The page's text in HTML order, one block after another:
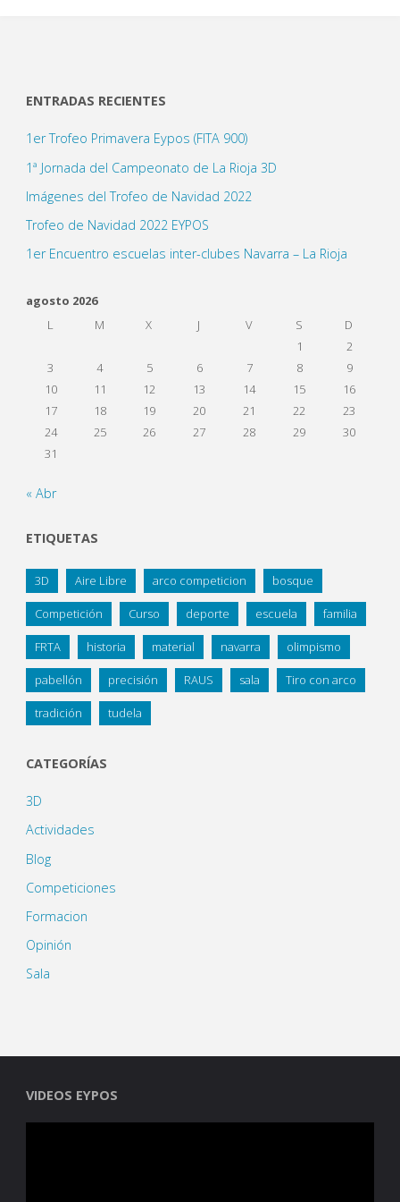
ENTRADAS RECIENTES
1er Trofeo Primavera Eypos (FITA 900)
1ª Jornada del Campeonato de La Rioja 3D
Imágenes del Trofeo de Navidad 2022
Trofeo de Navidad 2022 EYPOS
1er Encuentro escuelas inter-clubes Navarra – La Rioja
agosto 2026
L
M X J V S
D
1
2
3
4 5 6 7 8
9
10
11 12 13 14 15
16
17
18 19 20 21 22
23
24
25 26 27 28 29
30
31
« Abr
ETIQUETAS
3D Aire Libre arco competicion bosque
Competición Curso deporte escuela familia
FRTA historia material navarra olimpismo
pabellón precisión RAUS sala Tiro con arco
tradición tudela
CATEGORÍAS
3D
Actividades
Blog
Competiciones
Formacion
Opinión
Sala
VIDEOS EYPOS